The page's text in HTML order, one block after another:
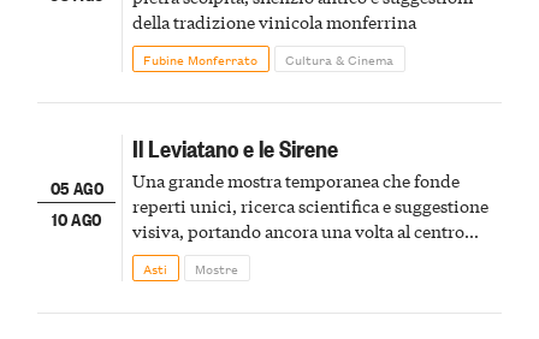
della tradizione vinicola monferrina
Fubine Monferrato Cultura & Cinema
05 AGO
10 AGO
Il Leviatano e le Sirene
Una grande mostra temporanea che fonde
reperti unici, ricerca scientifica e suggestione
visiva, portando ancora una volta al centro
della scena le meraviglie del passato astigiano
Asti Mostre